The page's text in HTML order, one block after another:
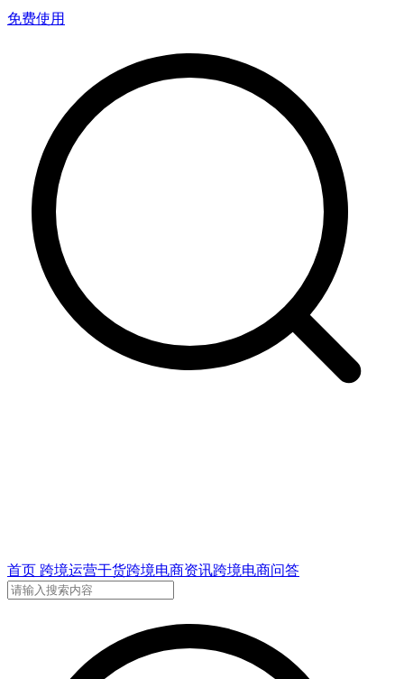
免费使用
首页 跨境运营干货跨境电商资讯跨境电商问答